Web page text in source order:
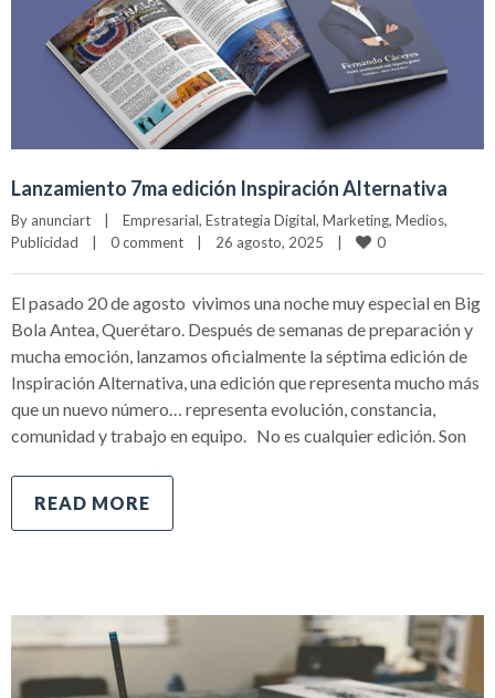
Lanzamiento 7ma edición Inspiración Alternativa
By anunciart Empresarial, Estrategia Digital, Marketing, Medios
Publicidad
0 comment 26 agosto, 2025 0
El pasado 20 de agosto vivimos una noche muy especial en Big
Bola Antea, Querétaro. Después de semanas de preparación y
mucha emoción, lanzamos oficialmente la séptima edición de
Inspiración Alternativa, una edición que representa mucho más
que un nuevo número… representa evolución, constancia,
comunidad y trabajo en equipo. No es cualquier edición. Son
READ MORE